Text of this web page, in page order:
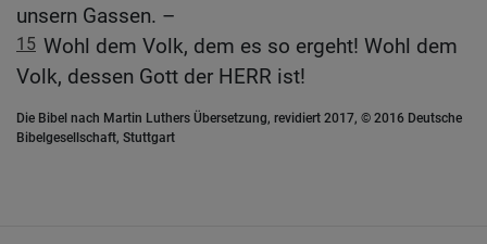
unsern Gassen. –
15 Wohl dem Volk, dem es so ergeht! Wohl dem
Volk, dessen Gott der HERR ist!
Die Bibel nach Martin Luthers Übersetzung, revidiert 2017, © 2016 Deutsche
Bibelgesellschaft, Stuttgart